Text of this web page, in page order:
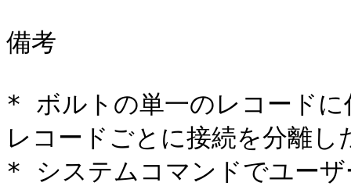
備考
* ボルトの単一のレコードに
レコードごとに接続を分離し
* システムコマンドでユー